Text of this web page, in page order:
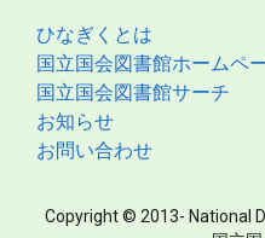
ひなぎくとは
国立国会図書館ホームペ
国立国会図書館サーチ
お知らせ
お問い合わせ
Copyright © 2013- National